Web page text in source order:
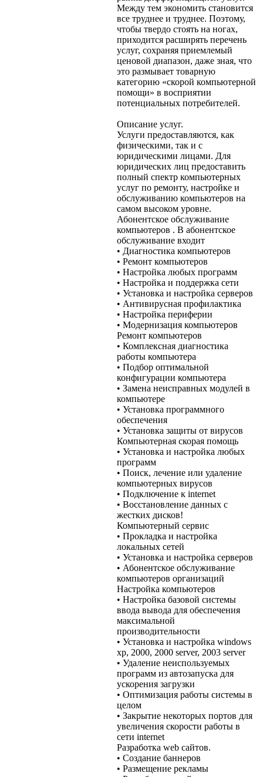
Между тем экономить становится
все труднее и труднее. Поэтому,
чтобы твердо стоять на ногах,
приходится расширять перечень
услуг, сохраняя приемлемый
ценовой диапазон, даже зная, что
это размывает товарную
категорию «скорой компьютерной
помощи» в восприятии
потенциальных потребителей.
Описание услуг.
Услуги предоставляются, как
физическими, так и с
юридическими лицами. Для
юридических лиц предоставить
полный спектр компьютерных
услуг по ремонту, настройке и
обслуживанию компьютеров на
самом высоком уровне.
Абонентское обслуживание
компьютеров . В абонентское
обслуживание входит
• Диагностика компьютеров
• Ремонт компьютеров
• Настройка любых программ
• Настройка и поддержка сети
• Установка и настройка серверов
• Антивирусная профилактика
• Настройка периферии
• Модернизация компьютеров
Ремонт компьютеров
• Комплексная диагностика
работы компьютера
• Подбор оптимальной
конфигурации компьютера
• Замена неисправных модулей в
компьютере
• Установка программного
обеспечения
• Установка защиты от вирусов
Компьютерная скорая помощь
• Установка и настройка любых
программ
• Поиск, лечение или удаление
компьютерных вирусов
• Подключение к internet
• Восстановление данных с
жестких дисков!
Компьютерный сервис
• Прокладка и настройка
локальных сетей
• Установка и настройка серверов
• Абонентское обслуживание
компьютеров организаций
Настройка компьютеров
• Настройка базовой системы
ввода вывода для обеспечения
максимальной
производительности
• Установка и настройка windows
xp, 2000, 2000 server, 2003 server
• Удаление неиспользуемых
программ из автозапуска для
ускорения загрузки
• Оптимизация работы системы в
целом
• Закрытие некоторых портов для
увеличения скорости работы в
сети internet
Разработка web сайтов.
• Создание баннеров
• Размещение рекламы